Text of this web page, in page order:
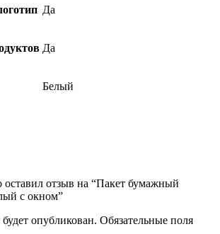
Да
Да
Белый
оставил отзыв на “Пакет бумажный
с окном”
опубликован. Обязательные поля